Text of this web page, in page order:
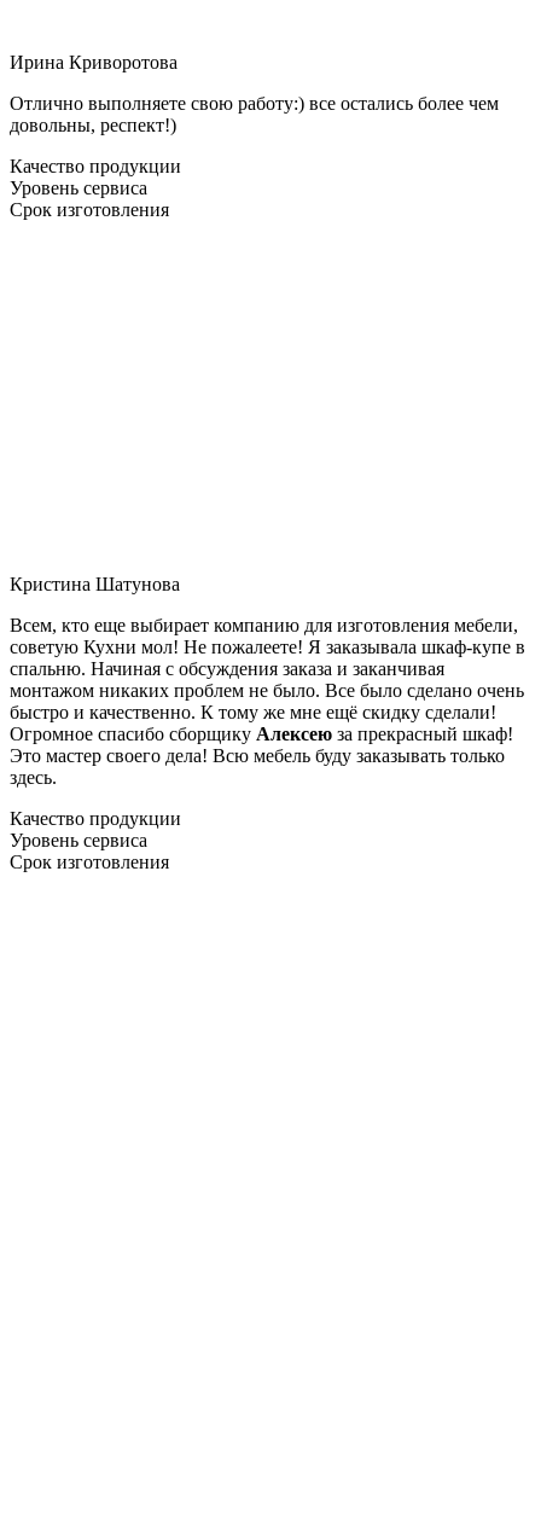
Ирина Криворотова
Отлично выполняете свою работу:) все остались более чем
довольны, респект!)
Качество продукции
Уровень сервиса
Срок изготовления
Кристина Шатунова
Всем, кто еще выбирает компанию для изготовления мебели,
советую Кухни мол! Не пожалеете! Я заказывала шкаф-купе в
спальню. Начиная с обсуждения заказа и заканчивая
монтажом никаких проблем не было. Все было сделано очень
быстро и качественно. К тому же мне ещё скидку сделали!
Огромное спасибо сборщику Алексею за прекрасный шкаф!
Это мастер своего дела! Всю мебель буду заказывать только
здесь.
Качество продукции
Уровень сервиса
Срок изготовления